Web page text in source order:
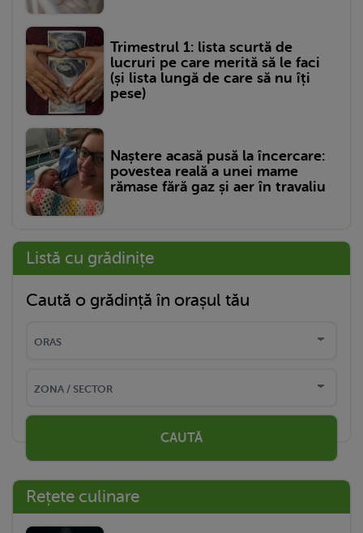
Trimestrul 1: lista scurtă de
lucruri pe care merită să le faci
(și lista lungă de care să nu îți
pese)
Naștere acasă pusă la încercare:
povestea reală a unei mame
rămase fără gaz și aer în travaliu
Listă cu grădinițe
Caută o grădință în orașul tău
CAUTĂ
Rețete culinare